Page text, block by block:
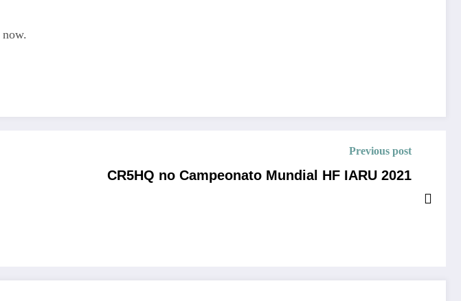
now.
Previous post
CR5HQ no Campeonato Mundial HF IARU 2021